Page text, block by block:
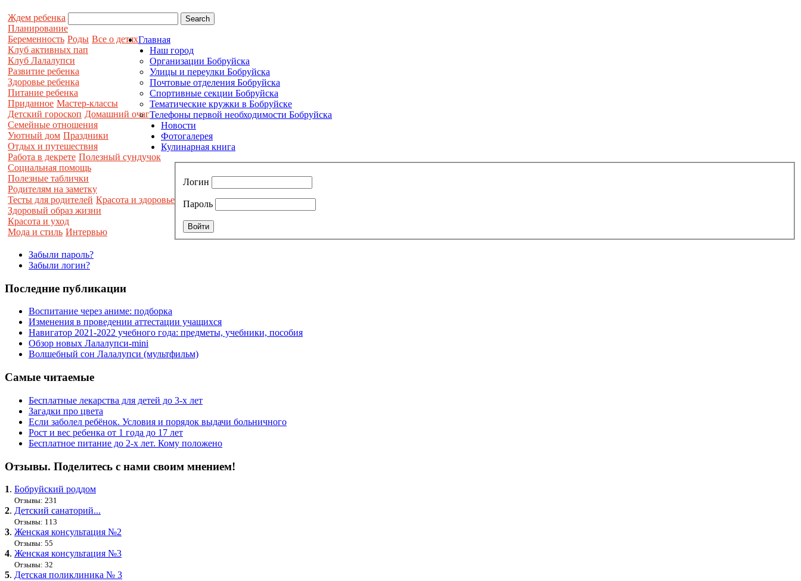
Ждем ребенка
Планирование
Беременность Роды Все о детях
Клуб активных пап
Клуб Лалалупси
Развитие ребенка
Здоровье ребенка
Питание ребенка
Приданное Мастер-классы
Детский гороскоп Домашний очаг
Семейные отношения
Уютный дом Праздники
Отдых и путешествия
Работа в декрете Полезный сундучок
Социальная помощь
Полезные таблички
Родителям на заметку
Тесты для родителей Красота и здоровье
Здоровый образ жизни
Красота и уход
Мода и стиль Интервью
Главная
Наш город
Организации Бобруйска
Улицы и переулки Бобруйска
Почтовые отделения Бобруйска
Спортивные секции Бобруйска
Тематические кружки в Бобруйске
Телефоны первой необходимости Бобруйска
Новости
Фотогалерея
Кулинарная книга
Логин
Пароль
Забыли пароль?
Забыли логин?
Последние публикации
Воспитание через аниме: подборка
Изменения в проведении аттестации учащихся
Навигатор 2021-2022 учебного года: предметы, учебники, пособия
Обзор новых Лалалупси-mini
Волшебный сон Лалалупси (мультфильм)
Самые читаемые
Бесплатные лекарства для детей до 3-х лет
Загадки про цвета
Если заболел ребёнок. Условия и порядок выдачи больничного
Рост и вес ребенка от 1 года до 17 лет
Бесплатное питание до 2-х лет. Кому положено
Отзывы. Поделитесь с нами своим мнением!
1. Бобруйский роддом
Отзывы: 231
2. Детский санаторий...
Отзывы: 113
3. Женская консультация №2
Отзывы: 55
4. Женская консультация №3
Отзывы: 32
5. Детская поликлиника № 3